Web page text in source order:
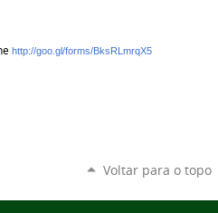
http://goo.gl/forms/BksRLmrqX5
Voltar para o topo